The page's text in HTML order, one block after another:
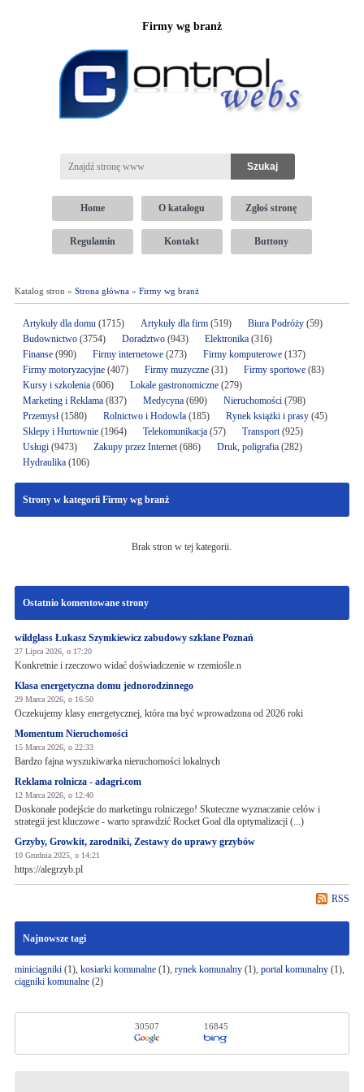
Firmy wg branż
Home O katalogu Zgłoś stronę
Regulamin Kontakt Buttony
Katalog stron » Strona główna» Firmy wg branż
Artykuły dla domu(1715) Artykuły dla firm(519) Biura Podróży(59)
Budownictwo(3754) Doradztwo(943) Elektronika (316)
Finanse(990) Firmy internetowe (273) Firmy komputerowe(137)
Firmy motoryzacyjne(407) Firmy muzyczne(31) Firmy sportowe(83)
Kursy i szkolenia(606) Lokale gastronomiczne(279)
Marketing i Reklama(837) Medycyna(690) Nieruchomości(798)
Przemysł(1580) Rolnictwo i Hodowla(185) Rynek książki i prasy(45)
Sklepy i Hurtownie(1964) Telekomunikacja(57) Transport(925)
Usługi(9473) Zakupy przez Internet(686) Druk, poligrafia(282)
Hydraulika(106)
Strony w kategorii Firmy wg branż
Brak stron w tej kategorii.
Ostatnio komentowane strony
wildglass Łukasz Szymkiewicz zabudowy szklane Poznań
27 Lipca 2026, o 17:20
Konkretnie i rzeczowo widać doświadczenie w rzemiośle.n
Klasa energetyczna domu jednorodzinnego
29 Marca 2026, o 16:50
Oczekujemy klasy energetycznej, która ma być wprowadzona od 2026 roki
Momentum Nieruchomości
15 Marca 2026, o 22:33
Bardzo fajna wyszukiwarka nieruchomości lokalnych
Reklama rolnicza - adagri.com
12 Marca 2026, o 12:40
Doskonałe podejście do marketingu rolniczego! Skuteczne wyznaczanie celów i
strategii jest kluczowe - warto sprawdzić Rocket Goal dla optymalizacji (...)
Grzyby, Growkit, zarodniki, Zestawy do uprawy grzybów
10 Grudnia 2025, o 14:21
https://alegrzyb.pl
RSS
Najnowsze tagi
miniciągniki(1), kosiarki komunalne(1), rynek komunalny(1), portal komunalny(1),
ciągniki komunalne(2)
30507 16845